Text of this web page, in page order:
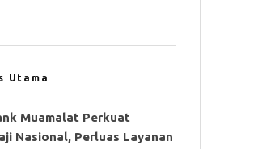
Utama
Muamalat Perkuat
Nasional, Perluas Layanan